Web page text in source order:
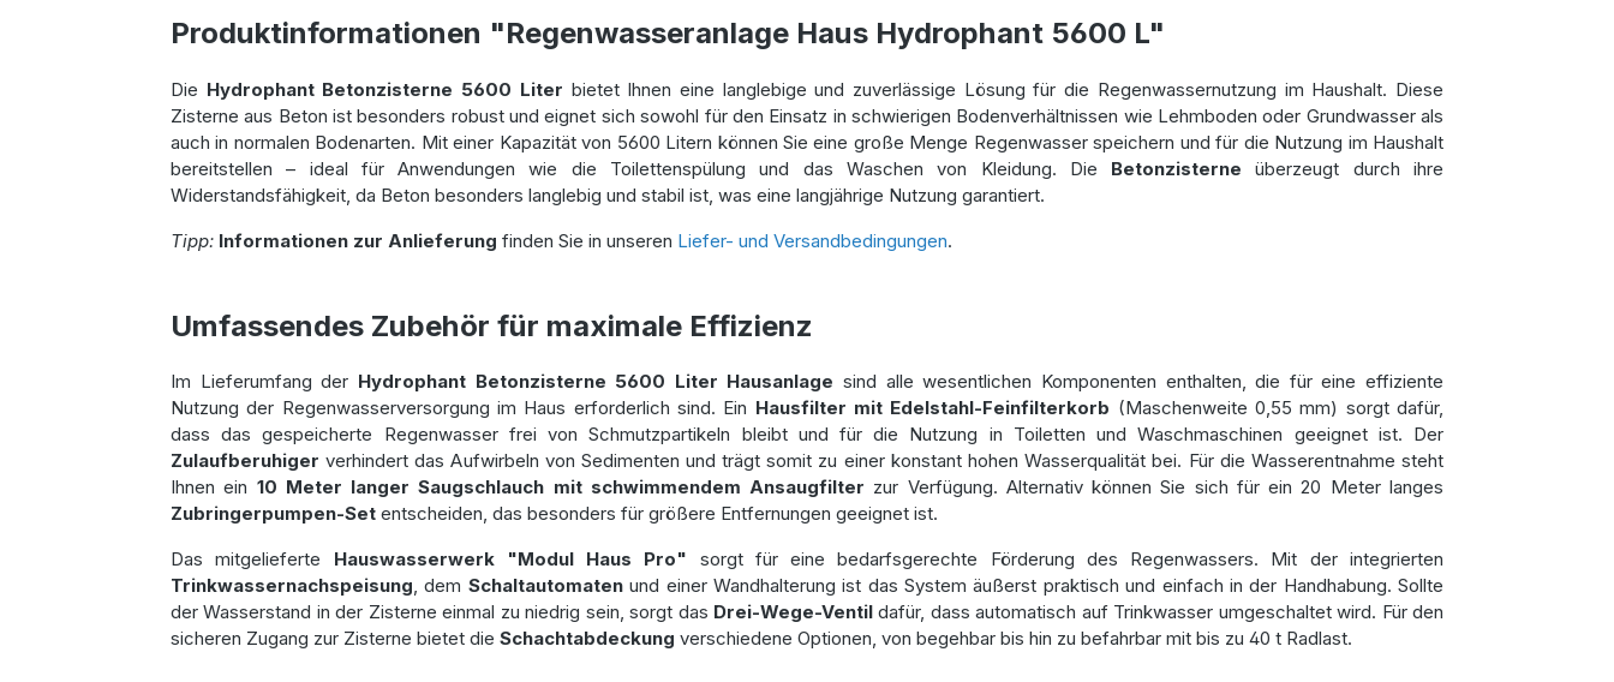
Produktinformationen "Regenwasseranlage Haus Hydrophant 5600 L"
Die Hydrophant Betonzisterne 5600 Liter bietet Ihnen eine langlebige und zuverlässige Lösung für die Regenwassernutzung im Haushalt. Diese
Zisterne aus Beton ist besonders robust und eignet sich sowohl für den Einsatz in schwierigen Bodenverhältnissen wie Lehmboden oder Grundwasser als
auch in normalen Bodenarten. Mit einer Kapazität von 5600 Litern können Sie eine große Menge Regenwasser speichern und für die Nutzung im Haushalt
bereitstellen – ideal für Anwendungen wie die Toilettenspülung und das Waschen von Kleidung. Die Betonzisterne überzeugt durch ihre
Widerstandsfähigkeit, da Beton besonders langlebig und stabil ist, was eine langjährige Nutzung garantiert.
Tipp: Informationen zur Anlieferung finden Sie in unseren Liefer- und Versandbedingungen.
Umfassendes Zubehör für maximale Effizienz
Im Lieferumfang der Hydrophant Betonzisterne 5600 Liter Hausanlage sind alle wesentlichen Komponenten enthalten, die für eine effiziente
Nutzung der Regenwasserversorgung im Haus erforderlich sind. Ein Hausfilter mit Edelstahl-Feinfilterkorb (Maschenweite 0,55 mm) sorgt dafür,
dass das gespeicherte Regenwasser frei von Schmutzpartikeln bleibt und für die Nutzung in Toiletten und Waschmaschinen geeignet ist. Der
Zulaufberuhiger verhindert das Aufwirbeln von Sedimenten und trägt somit zu einer konstant hohen Wasserqualität bei. Für die Wasserentnahme steht
Ihnen ein 10 Meter langer Saugschlauch mit schwimmendem Ansaugfilter zur Verfügung. Alternativ können Sie sich für ein 20 Meter langes
Zubringerpumpen-Set entscheiden, das besonders für größere Entfernungen geeignet ist.
Das mitgelieferte Hauswasserwerk "Modul Haus Pro" sorgt für eine bedarfsgerechte Förderung des Regenwassers. Mit der integrierten
Trinkwassernachspeisung, dem Schaltautomatenund einer Wandhalterung ist das System äußerst praktisch und einfach in der Handhabung. Sollte
der Wasserstand in der Zisterne einmal zu niedrig sein, sorgt das Drei-Wege-Ventildafür, dass automatisch auf Trinkwasser umgeschaltet wird. Für den
sicheren Zugang zur Zisterne bietet die Schachtabdeckung verschiedene Optionen, von begehbar bis hin zu befahrbar mit bis zu 40 t Radlast.